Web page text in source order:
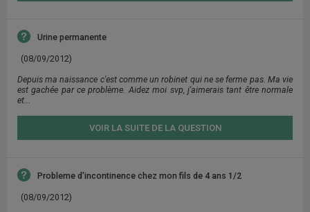
Urine permanente
(08/09/2012)
Depuis ma naissance c'est comme un robinet qui ne se ferme pas. Ma vie
est gachée par ce problème. Aidez moi svp, j'aimerais tant être normale
et...
VOIR LA SUITE DE LA QUESTION
Probleme d'incontinence chez mon fils de 4 ans 1/2
(08/09/2012)